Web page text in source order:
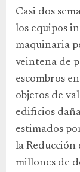
Casi dos
los equipos
maquinaria
veintena de
escombros
objetos de
edificios
estimados
la Reducción
millones de